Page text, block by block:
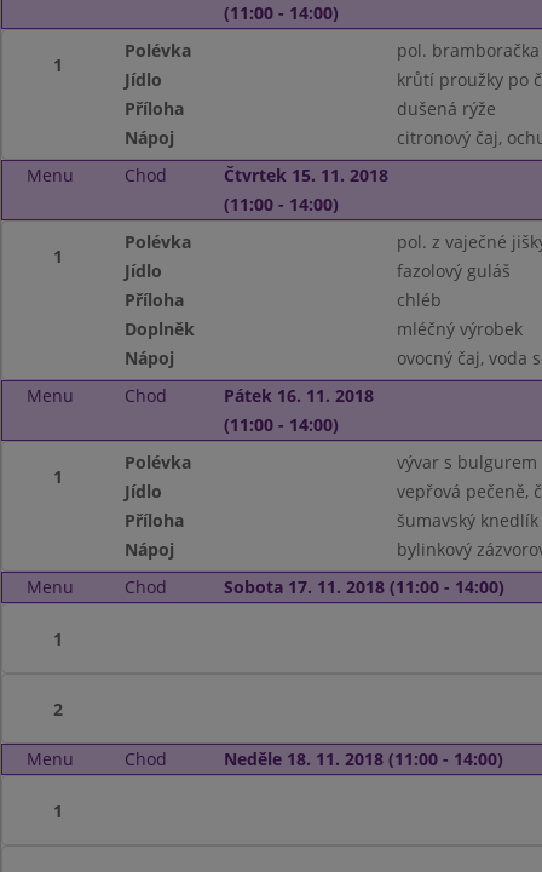
(11:00 - 14:00)
1
Polévka
pol. bramboračka
Jídlo
krůtí proužky po
Příloha
dušená rýže
Nápoj
citronový čaj,
Menu
Chod
Čtvrtek 15. 11. 2018
(11:00 - 14:00)
1
Polévka
pol. z vaječné
Jídlo
fazolový guláš
Příloha
chléb
Doplněk
mléčný výrobek
Nápoj
ovocný čaj, voda
Menu
Chod
Pátek 16. 11. 2018
(11:00 - 14:00)
1
Polévka
vývar s
Jídlo
vepřová pečeně,
Příloha
šumavský knedlík
Nápoj
bylinkový
Menu
Chod Sobota 17. 11. 2018 (11:00 - 14:00)
1
2
Menu Chod Neděle 18. 11. 2018 (11:00 - 14:00)
1